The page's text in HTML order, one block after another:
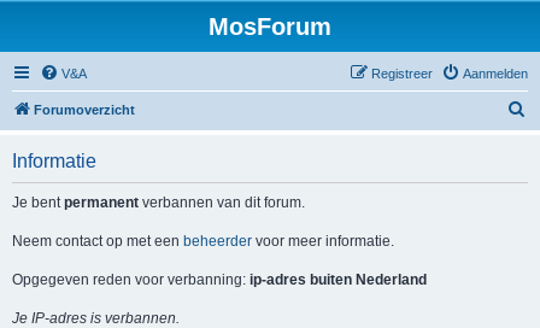
MosForum
V&A Aanmelden
Registreer
Forumoverzicht
Informatie
Je bentpermanent verbannen van dit forum.
Neem contact op met een beheerder voor meer informatie.
Opgegeven reden voor verbanning: ip-adres buiten Nederland
Je IP-adres is verbannen.